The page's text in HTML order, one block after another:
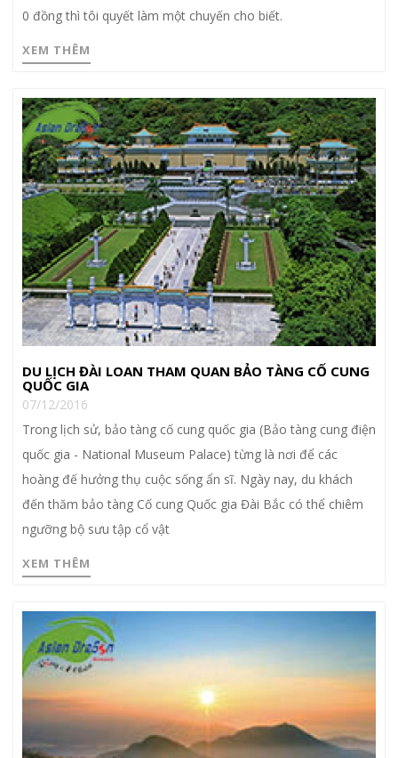
0 đồng thì tôi quyết làm một chuyến cho biết.
XEM THÊM
DU LỊCH ĐÀI LOAN THAM QUAN BẢO TÀNG CỐ CUNG
QUỐC GIA
07/12/2016
Trong lịch sử, bảo tàng cố cung quốc gia (Bảo tàng cung điện
quốc gia - National Museum Palace) từng là nơi để các
hoàng đế hưởng thụ cuộc sống ẩn sĩ. Ngày nay, du khách
đến thăm bảo tàng Cố cung Quốc gia Đài Bắc có thể chiêm
ngưỡng bộ sưu tập cổ vật
XEM THÊM